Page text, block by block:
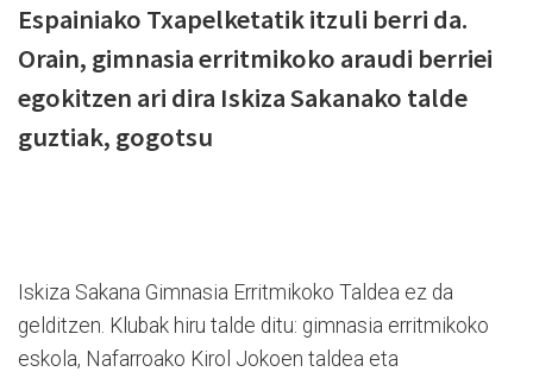
Espainiako Txapelketatik itzuli berri da.
Orain, gimnasia erritmikoko araudi berriei
egokitzen ari dira Iskiza Sakanako talde
guztiak, gogotsu
Iskiza Sakana Gimnasia Erritmikoko Taldea ez da
gelditzen. Klubak hiru talde ditu: gimnasia erritmikoko
eskola, Nafarroako Kirol Jokoen taldea eta